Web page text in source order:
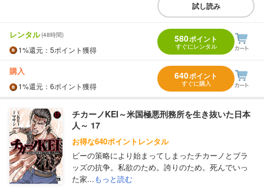
試し読み
レンタル(48時間)
1%還元 ：5ポイント獲得
580ポイント
すぐにレンタル
購入
1%還元 ：6ポイント獲得
640ポイント
すぐに購入
チカーノKEI～米国極悪刑務所を生き抜いた日本
人～ 17
お得な640ポイントレンタル
ビーの策略により始まってしまったチカーノとブラ
ッズの抗争。私欲のため。誇りのため。死んでいっ
た家...もっと読む